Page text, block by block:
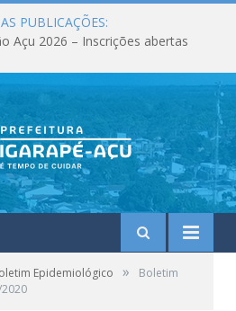
PUBLICAÇÕES:
Açu 2026 – Inscrições abertas
Epidemiológico »
Boletim